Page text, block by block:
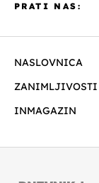
NASLOVNICA
ZANIMLJIVOSTI
INMAGAZIN
PRATI NAS: